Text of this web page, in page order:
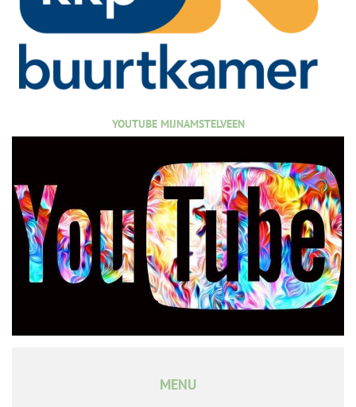
YOUTUBE MIJNAMSTELVEEN
MENU